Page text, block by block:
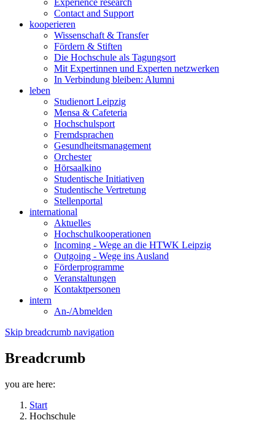
Experience research
Contact and Support
kooperieren
Wissenschaft & Transfer
Fördern & Stiften
Die Hochschule als Tagungsort
Mit Expertinnen und Experten netzwerken
In Verbindung bleiben: Alumni
leben
Studienort Leipzig
Mensa & Cafeteria
Hochschulsport
Fremdsprachen
Gesundheitsmanagement
Orchester
Hörsaalkino
Studentische Initiativen
Studentische Vertretung
Stellenportal
international
Aktuelles
Hochschulkooperationen
Incoming - Wege an die HTWK Leipzig
Outgoing - Wege ins Ausland
Förderprogramme
Veranstaltungen
Kontaktpersonen
intern
An-/Abmelden
Skip breadcrumb navigation
Breadcrumb
you are here:
Start
Hochschule